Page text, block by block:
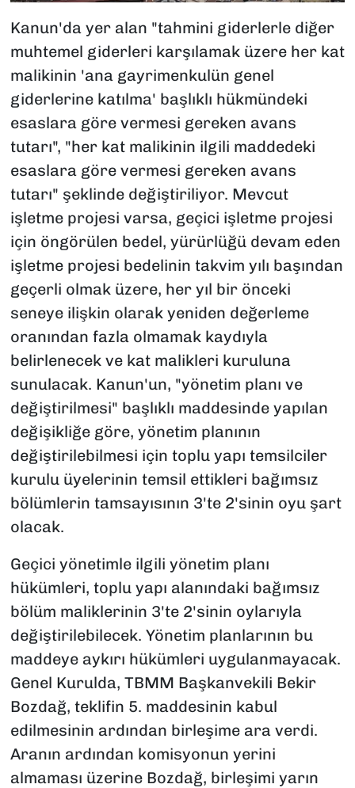
Kanun'da yer alan "tahmini giderlerle diğer
muhtemel giderleri karşılamak üzere her kat
malikinin 'ana gayrimenkulün genel
giderlerine katılma' başlıklı hükmündeki
esaslara göre vermesi gereken avans
tutarı", "her kat malikinin ilgili maddedeki
esaslara göre vermesi gereken avans
tutarı" şeklinde değiştiriliyor. Mevcut
işletme projesi varsa, geçici işletme projesi
için öngörülen bedel, yürürlüğü devam eden
işletme projesi bedelinin takvim yılı başından
geçerli olmak üzere, her yıl bir önceki
seneye ilişkin olarak yeniden değerleme
oranından fazla olmamak kaydıyla
belirlenecek ve kat malikleri kuruluna
sunulacak. Kanun'un, "yönetim planı ve
değiştirilmesi" başlıklı maddesinde yapılan
değişikliğe göre, yönetim planının
değiştirilebilmesi için toplu yapı temsilciler
kurulu üyelerinin temsil ettikleri bağımsız
bölümlerin tamsayısının 3'te 2'sinin oyu şart
olacak.
Geçici yönetimle ilgili yönetim planı
hükümleri, toplu yapı alanındaki bağımsız
bölüm maliklerinin 3'te 2'sinin oylarıyla
değiştirilebilecek. Yönetim planlarının bu
maddeye aykırı hükümleri uygulanmayacak.
Genel Kurulda, TBMM Başkanvekili Bekir
Bozdağ, teklifin 5. maddesinin kabul
edilmesinin ardından birleşime ara verdi.
Aranın ardından komisyonun yerini
almaması üzerine Bozdağ, birleşimi yarın